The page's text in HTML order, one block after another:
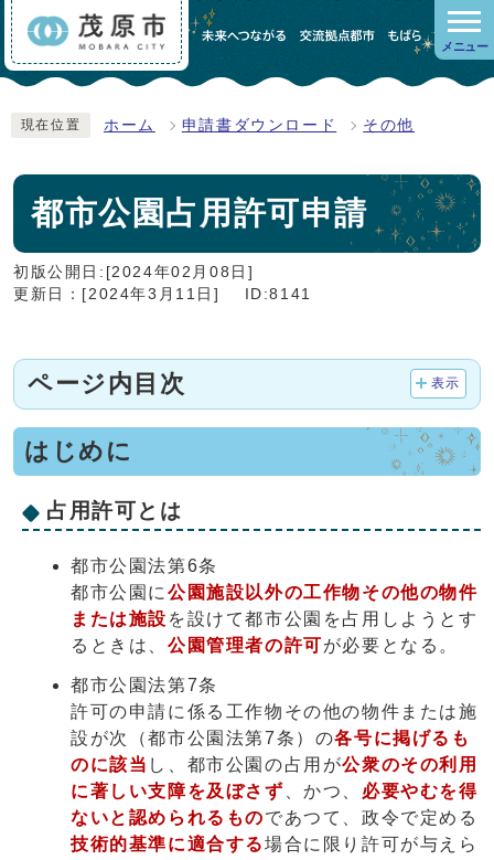
メニュー
現在位置 ホーム 申請書ダウンロード その他
都市公園占用許可申請
初版公開日:[2024年02月08日]
更新日：[2024年3月11日]
ID:8141
ページ内目次 表示
はじめに
占用許可とは
都市公園法第6条
都市公園に 公園施設以外の工作物その他の物件
または施設 を設けて都市公園を占用しようとす
るときは、 公園管理者の許可が必要となる。
都市公園法第7条
許可の申請に係る工作物その他の物件または施
設が次（都市公園法第7条）の各号に掲げるも
のに該当 し、都市公園の占用が公衆のその利用
に著しい支障を及ぼさず 、かつ、 必要やむを得
ないと認められるものであつて、政令で定める
技術的基準に適合する場合に限り許可が与えら